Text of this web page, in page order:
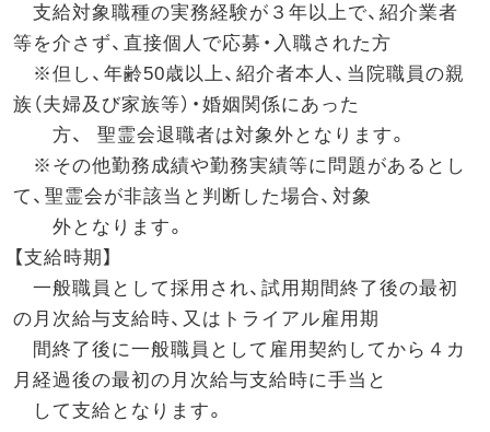
支給対象職種の実務経験が３年以上で、紹介業者
等を介さず、直接個人で応募・入職された方
※但し、年齢50歳以上、紹介者本人、当院職員の親
族（夫婦及び家族等）・婚姻関係にあった
方、 聖霊会退職者は対象外となります。
※その他勤務成績や勤務実績等に問題があるとし
て、聖霊会が非該当と判断した場合、対象
外となります。
【支給時期】
一般職員として採用され、試用期間終了後の最初
の月次給与支給時、又はトライアル雇用期
間終了後に一般職員として雇用契約してから４カ
月経過後の最初の月次給与支給時に手当と
して支給となります。